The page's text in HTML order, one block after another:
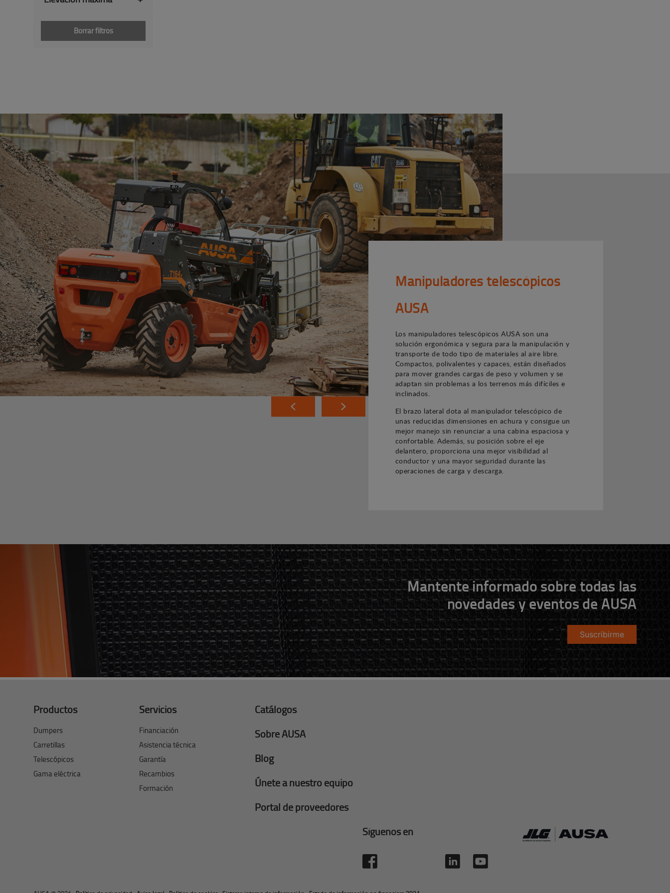
Borrar filtros
Manipuladores telescópicos
AUSA
Los manipuladores telescópicos AUSA son una
solución ergonómica y segura para la manipulación y
transporte de todo tipo de materiales al aire libre.
Compactos, polivalentes y capaces, están diseñados
para mover grandes cargas de peso y volumen y se
adaptan sin problemas a los terrenos más difíciles e
inclinados.
El brazo lateral dota al manipulador telescópico de
unas reducidas dimensiones en achura y consigue un
mejor manejo sin renunciar a una cabina espaciosa y
confortable. Además, su posición sobre el eje
delantero, proporciona una mejor visibilidad al
conductor y una mayor seguridad durante las
operaciones de carga y descarga.
Mantente informado sobre todas las
novedades y eventos de AUSA
Suscribirme
Productos
Dumpers
Carretillas
Telescópicos
Gama eléctrica
Servicios
Financiación
Asistencia técnica
Garantía
Recambios
Formación
Catálogos
Sobre AUSA
Blog
Únete a nuestro equipo
Portal de proveedores
Síguenos en